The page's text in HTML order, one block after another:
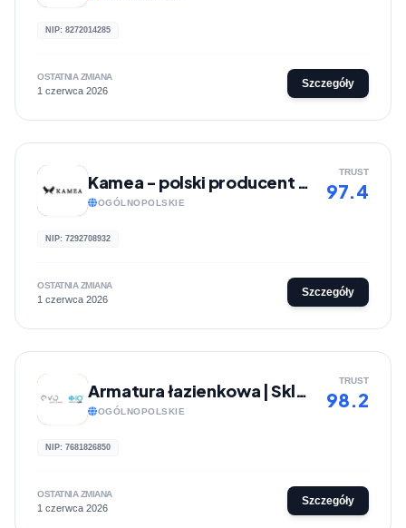
NIP: 8272014285
OSTATNIA ZMIANA
1 czerwca 2026
Szczegóły
Kamea - polski producent nakryć głowy i szalików
OGÓLNOPOLSKIE
TRUST
97.4
NIP: 7292708932
OSTATNIA ZMIANA
1 czerwca 2026
Szczegóły
Armatura łazienkowa | Sklep internetowy evolazienki.pl
OGÓLNOPOLSKIE
TRUST
98.2
NIP: 7681826850
OSTATNIA ZMIANA
1 czerwca 2026
Szczegóły